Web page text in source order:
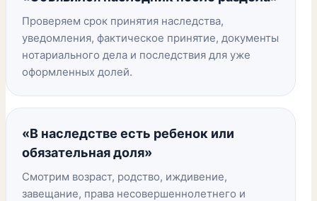
Проверяем срок принятия наследства,
уведомления, фактическое принятие, документы
нотариального дела и последствия для уже
оформленных долей.
«В наследстве есть ребенок или
обязательная доля»
Смотрим возраст, родство, иждивение,
завещание, права несовершеннолетнего и